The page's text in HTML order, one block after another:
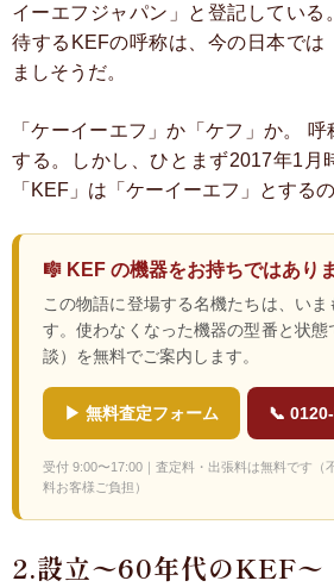
イーエフジャパン」と登記している
待するKEFの呼称は、今の日本では
ましそうだ。
「ケーイーエフ」か「ケフ」か。
呼
する。しかし、ひとまず2017年1月
「KEF」は「ケーイーエフ」とする
🎼 KEF の機器をお持ちではあり
この物語に登場する名機たちは、いま
す。使わなくなった機器の型番と状態
談）を無料でご案内します。
▶ 無料査定フォーム 📞
受付 9:00〜17:00｜査定料・出張料は無料です（
料お客様ご負担）
2.設立〜60年代のKEF〜